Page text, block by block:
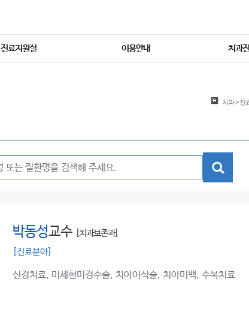
진료지원실 이용안내 치과
치과>진
검색
박동성교수
[치과보존과]
[진료분야]
신경치료, 미세현미경수술, 치아이식술, 치아미백, 수복치료